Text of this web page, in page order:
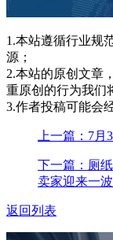
1.本站遵循行业规
源；
2.本站的原创文章
重原创的行为我们
3.作者投稿可能会
上一篇：7
下一篇：厕
卖家迎来一
返回列表